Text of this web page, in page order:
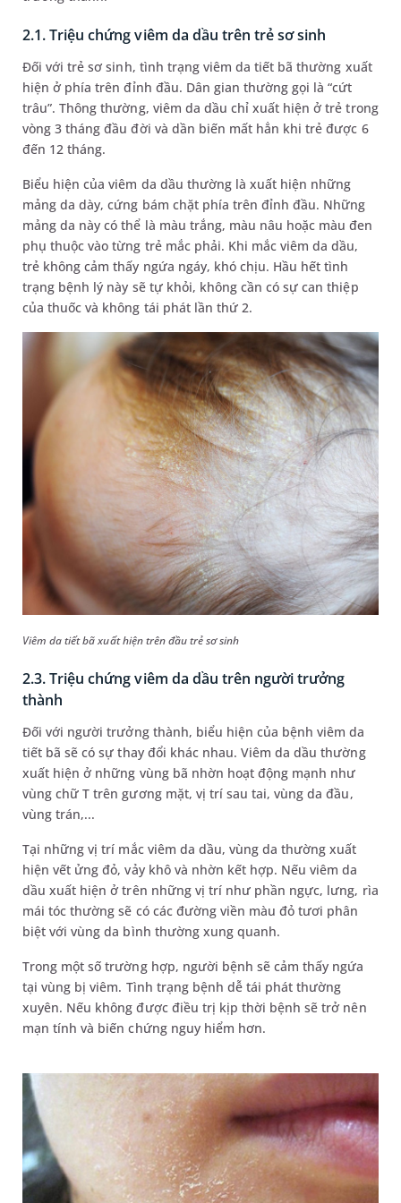
2.1. Triệu chứng viêm da dầu trên trẻ sơ sinh
Đối với trẻ sơ sinh, tình trạng viêm da tiết bã thường xuất
hiện ở phía trên đỉnh đầu. Dân gian thường gọi là “cứt
trâu”. Thông thường, viêm da dầu chỉ xuất hiện ở trẻ trong
vòng 3 tháng đầu đời và dần biến mất hẳn khi trẻ được 6
đến 12 tháng.
Biểu hiện của viêm da dầu thường là xuất hiện những
mảng da dày, cứng bám chặt phía trên đỉnh đầu. Những
mảng da này có thể là màu trắng, màu nâu hoặc màu đen
phụ thuộc vào từng trẻ mắc phải. Khi mắc viêm da dầu,
trẻ không cảm thấy ngứa ngáy, khó chịu. Hầu hết tình
trạng bệnh lý này sẽ tự khỏi, không cần có sự can thiệp
của thuốc và không tái phát lần thứ 2.
Viêm da tiết bã xuất hiện trên đầu trẻ sơ sinh
2.3. Triệu chứng viêm da dầu trên người trưởng
thành
Đối với người trưởng thành, biểu hiện của bệnh viêm da
tiết bã sẽ có sự thay đổi khác nhau. Viêm da dầu thường
xuất hiện ở những vùng bã nhờn hoạt động mạnh như
vùng chữ T trên gương mặt, vị trí sau tai, vùng da đầu,
vùng trán,...
Tại những vị trí mắc viêm da dầu, vùng da thường xuất
hiện vết ửng đỏ, vảy khô và nhờn kết hợp. Nếu viêm da
dầu xuất hiện ở trên những vị trí như phần ngực, lưng, rìa
mái tóc thường sẽ có các đường viền màu đỏ tươi phân
biệt với vùng da bình thường xung quanh.
Trong một số trường hợp, người bệnh sẽ cảm thấy ngứa
tại vùng bị viêm. Tình trạng bệnh dễ tái phát thường
xuyên. Nếu không được điều trị kịp thời bệnh sẽ trở nên
mạn tính và biến chứng nguy hiểm hơn.